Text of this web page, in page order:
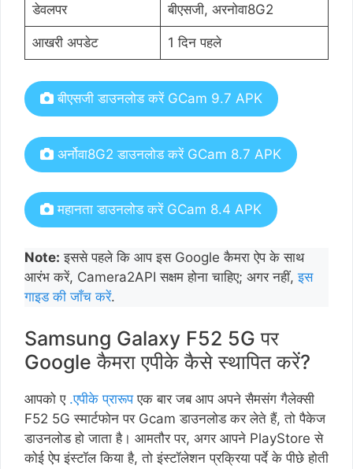
डेवलपर बीएसजी, अरनोवा8G2
आखरी अपडेट 1 दिन पहले
बीएसजी डाउनलोड करें GCam 9.7 APK
अर्नोवा8G2 डाउनलोड करें GCam 8.7 APK
महानता डाउनलोड करें GCam 8.4 APK
Note: इससे पहले कि आप इस Google कैमरा ऐप के साथ
आरंभ करें, Camera2API सक्षम होना चाहिए; अगर नहीं,इस
गाइड की जाँच करें.
Samsung Galaxy F52 5G पर
Google कैमरा एपीके कैसे स्थापित करें?
आपको ए .एपीके प्रारूपएक बार जब आप अपने सैमसंग गैलेक्सी
F52 5G स्मार्टफोन पर Gcam डाउनलोड कर लेते हैं, तो पैकेज
डाउनलोड हो जाता है। आमतौर पर, अगर आपने PlayStore से
कोई ऐप इंस्टॉल किया है, तो इंस्टॉलेशन प्रक्रिया पर्दे के पीछे होती